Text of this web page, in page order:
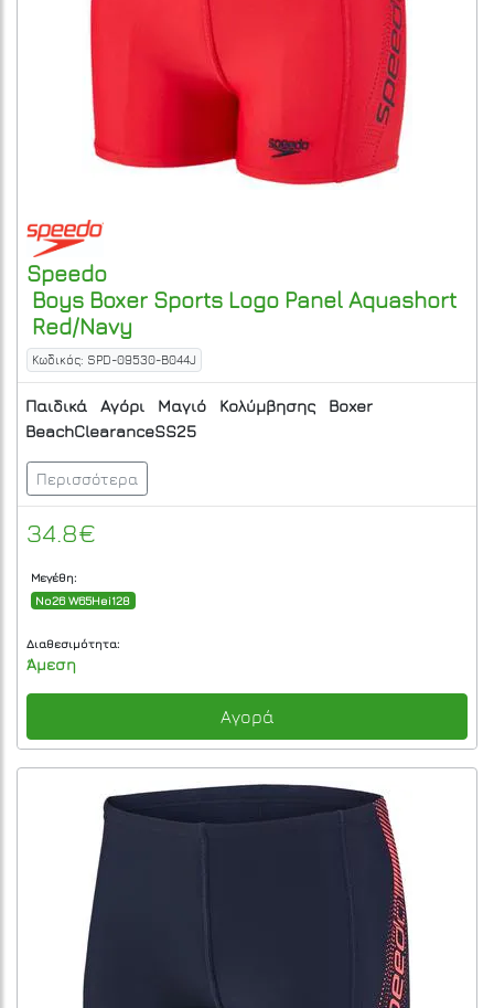
Speedo
Boys Boxer Sports Logo Panel Aquashort
Red/Navy
Κωδικός: SPD-09530-B044J
Παιδικά Αγόρι Μαγιό Κολύμβησης
Boxer
BeachClearanceSS25
Περισσότερα
34.8€
Μεγέθη:
No26 W65Hei128
Διαθεσιμότητα:
Άμεση
Αγορά